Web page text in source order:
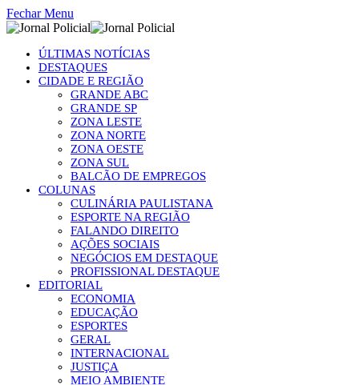
Fechar Menu
ÚLTIMAS NOTÍCIAS
DESTAQUES
CIDADE E REGIÃO
GRANDE ABC
GRANDE SP
ZONA LESTE
ZONA NORTE
ZONA OESTE
ZONA SUL
BALCÃO DE EMPREGOS
COLUNAS
CULINÁRIA PAULISTANA
ESPORTE NA REGIÃO
FALANDO DIREITO
AÇÕES SOCIAIS
NEGÓCIOS EM DESTAQUE
PROFISSIONAL DESTAQUE
EDITORIAL
ECONOMIA
EDUCAÇÃO
ESPORTES
GERAL
INTERNACIONAL
JUSTIÇA
MEIO AMBIENTE